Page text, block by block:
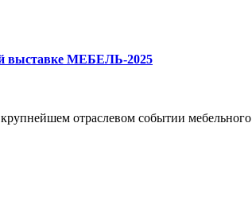
выставке МЕБЕЛЬ-2025
отраслевом событии мебельного